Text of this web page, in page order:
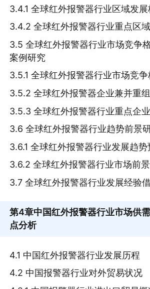
3.4.1 全球红外报警器行业区域发展
3.4.2 全球红外报警器行业重点区
3.5 全球红外报警器行业市场竞争
案例研究
3.5.1 全球红外报警器行业市场竞争
3.5.2 全球红外报警器企业兼并重
3.5.3 全球红外报警器行业重点企
3.6 全球红外报警器行业趋势前景
3.6.1 全球红外报警器行业发展趋势
3.6.2 全球红外报警器行业市场前
3.7 全球红外报警器行业发展经验
第4章中国红外报警器行业市场供
点分析
4.1 中国红外报警器行业发展历程
4.2 中国报警器行业对外贸易状况